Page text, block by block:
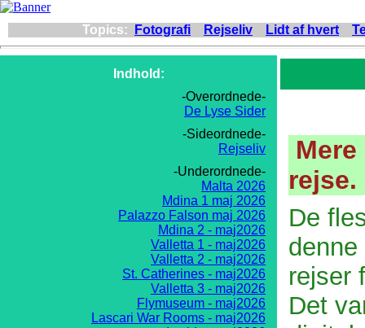
Topics: Fotografi Rejseliv Lidt af hvert
Indhold:
-Overordnede-
De Lyse Sider
-Sideordnede-
Rejseliv
-Underordnede-
Malta 2026
Mdina 1 maj 2026
Palazzo Falson maj 2026
Mdina 2 - maj2026
Valletta 1 - maj2026
Valletta 2 - maj2026
St. Catherines - maj2026
Valletta 3 - maj2026
Flymuseum - maj2026
Lascari War Rooms - maj2026
rejse.
De
rejser
Det